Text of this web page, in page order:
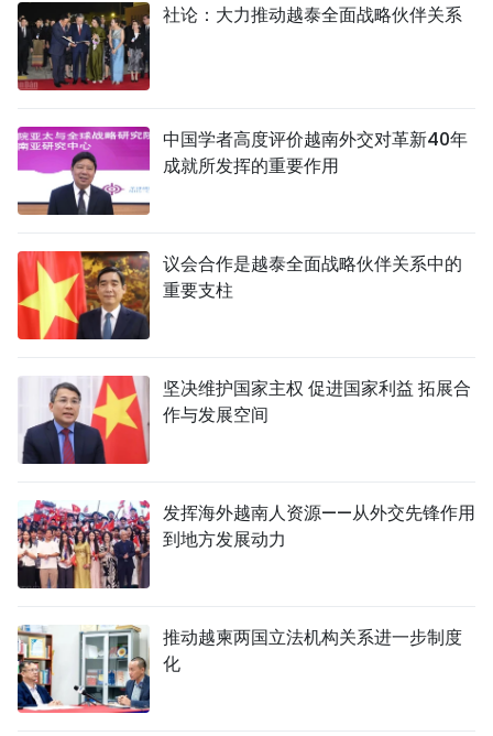
社论：大力推动越泰全面战略伙伴关系
中国学者高度评价越南外交对革新40年
成就所发挥的重要作用
议会合作是越泰全面战略伙伴关系中的
重要支柱
坚决维护国家主权 促进国家利益 拓展合
作与发展空间
发挥海外越南人资源——从外交先锋作用
到地方发展动力
推动越柬两国立法机构关系进一步制度
化